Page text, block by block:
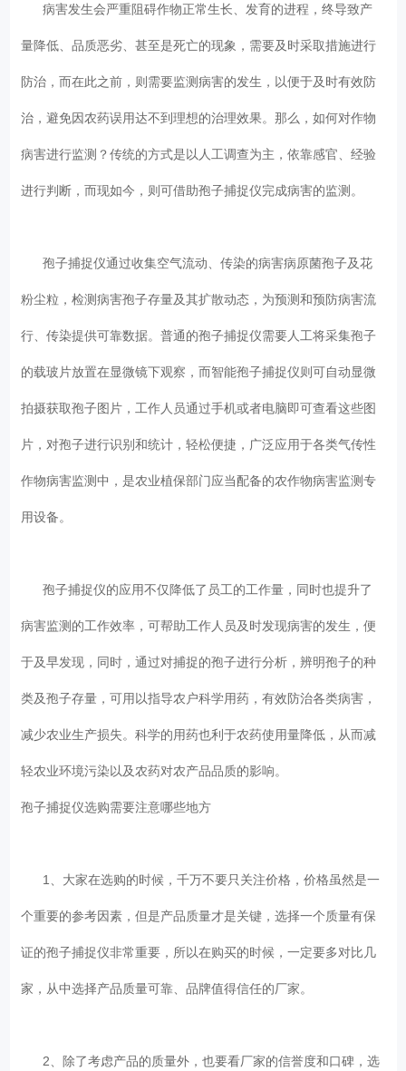
病害发生会严重阻碍作物正常生长、发育的进程，终导致产
量降低、品质恶劣、甚至是死亡的现象，需要及时采取措施进行
防治，而在此之前，则需要监测病害的发生，以便于及时有效防
治，避免因农药误用达不到理想的治理效果。那么，如何对作物
病害进行监测？传统的方式是以人工调查为主，依靠感官、经验
进行判断，而现如今，则可借助孢子捕捉仪完成病害的监测。
孢子捕捉仪通过收集空气流动、传染的病害病原菌孢子及花
粉尘粒，检测病害孢子存量及其扩散动态，为预测和预防病害流
行、传染提供可靠数据。普通的孢子捕捉仪需要人工将采集孢子
的载玻片放置在显微镜下观察，而智能孢子捕捉仪则可自动显微
拍摄获取孢子图片，工作人员通过手机或者电脑即可查看这些图
片，对孢子进行识别和统计，轻松便捷，广泛应用于各类气传性
作物病害监测中，是农业植保部门应当配备的农作物病害监测专
用设备。
孢子捕捉仪的应用不仅降低了员工的工作量，同时也提升了
病害监测的工作效率，可帮助工作人员及时发现病害的发生，便
于及早发现，同时，通过对捕捉的孢子进行分析，辨明孢子的种
类及孢子存量，可用以指导农户科学用药，有效防治各类病害，
减少农业生产损失。科学的用药也利于农药使用量降低，从而减
轻农业环境污染以及农药对农产品品质的影响。
孢子捕捉仪选购需要注意哪些地方
1、大家在选购的时候，千万不要只关注价格，价格虽然是一
个重要的参考因素，但是产品质量才是关键，选择一个质量有保
证的孢子捕捉仪非常重要，所以在购买的时候，一定要多对比几
家，从中选择产品质量可靠、品牌值得信任的厂家。
2、除了考虑产品的质量外，也要看厂家的信誉度和口碑，选